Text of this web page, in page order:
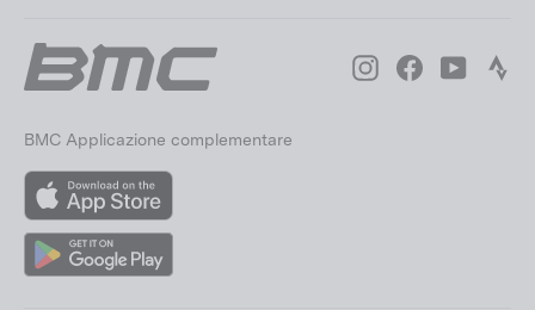
InstagramFacebookYouTube
BMC Applicazione complementare
Play